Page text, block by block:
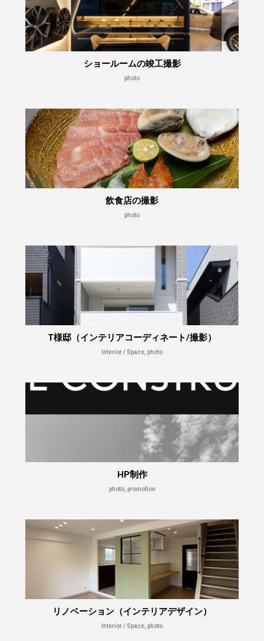
ショールームの竣工撮影
photo
飲食店の撮影
photo
T様邸（インテリアコーディネート/撮影）
Interior / Space, photo
HP制作
photo, promotion
リノベーション（インテリアデザイン）
Interior / Space, photo